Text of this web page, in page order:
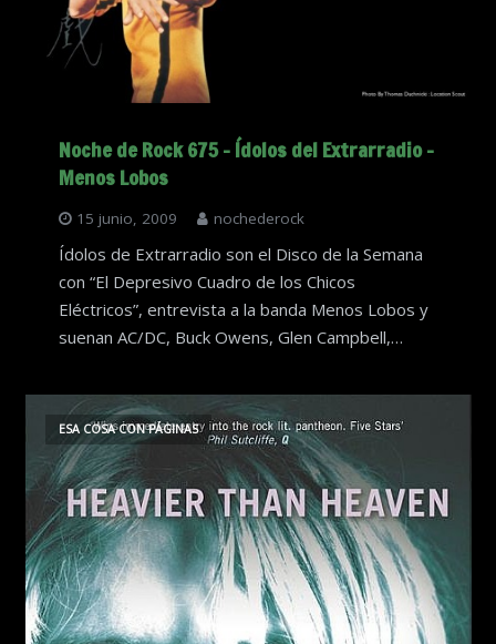
Noche de Rock 675 – Ídolos del Extrarradio –
Menos Lobos
15 junio, 2009 nochederock
Ídolos de Extrarradio son el Disco de la Semana
con “El Depresivo Cuadro de los Chicos
Eléctricos”, entrevista a la banda Menos Lobos y
suenan AC/DC, Buck Owens, Glen Campbell,…
ESA COSA CON PÁGINAS